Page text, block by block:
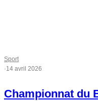
Sport
·14 avril 2026
Championnat du